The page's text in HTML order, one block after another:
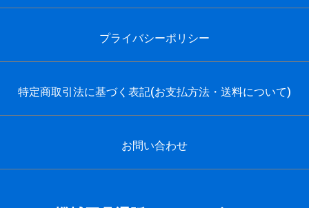
プライバシーポリシー
特定商取引法に基づく表記(お支払方法・送料について)
お問い合わせ